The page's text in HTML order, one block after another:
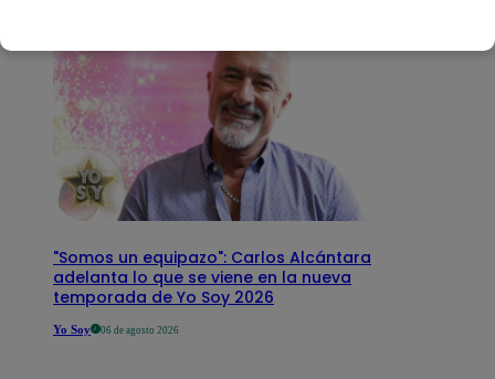
"Somos un equipazo": Carlos Alcántara
adelanta lo que se viene en la nueva
temporada de Yo Soy 2026
Yo Soy 06 de agosto 2026